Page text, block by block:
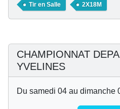
Tir en Salle 2X18M
CHAMPIONNAT
YVELINES
Du samedi 04 au dimanche